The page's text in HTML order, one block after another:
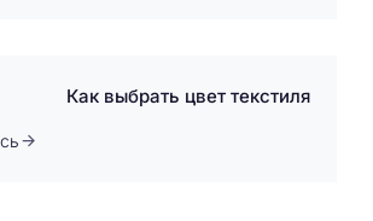
Как выбрать цвет текстиля